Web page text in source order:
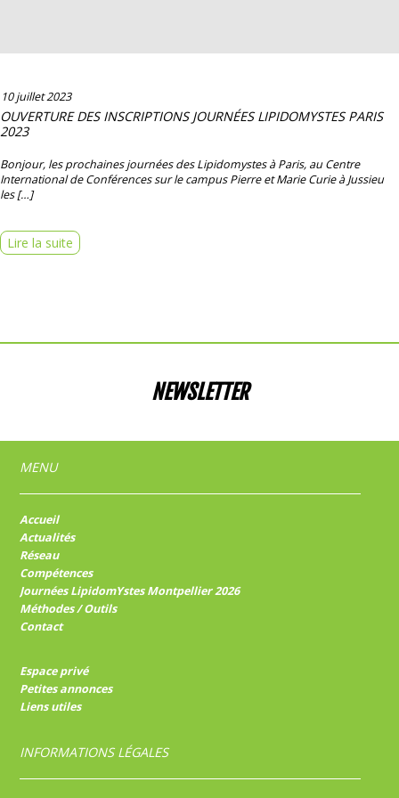
10 juillet 2023
OUVERTURE DES INSCRIPTIONS JOURNÉES LIPIDOMYSTES PARIS
2023
Bonjour, les prochaines journées des Lipidomystes à Paris, au Centre
International de Conférences sur le campus Pierre et Marie Curie à Jussieu
les […]
Lire la suite
NEWSLETTER
MENU
Accueil
Actualités
Réseau
Compétences
Journées LipidomYstes Montpellier 2026
Méthodes / Outils
Contact
Espace privé
Petites annonces
Liens utiles
INFORMATIONS LÉGALES